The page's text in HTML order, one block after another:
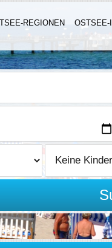
REGIONEN OSTSEE-